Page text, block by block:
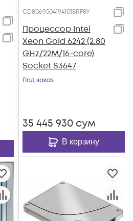
CD8069504194101SRF8Y
Процессор Intel
Xeon Gold 6242 (2.80
GHz/22M/16-core)
Socket S3647
Под заказ
35 445 930 сум
В корзину